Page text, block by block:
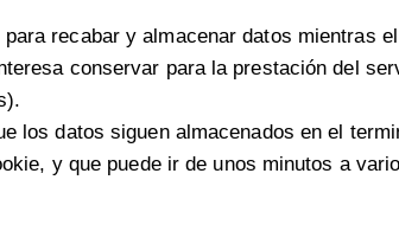
recabar y almacenar datos mientras
conservar para la prestación del
los datos siguen almacenados en el
y que puede ir de unos minutos a